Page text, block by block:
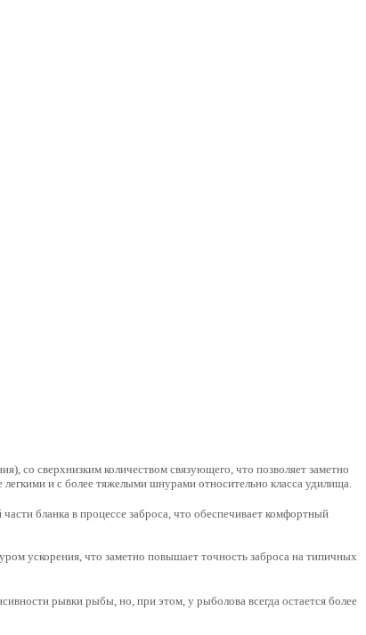
со сверхнизким количеством связующего, что позволяет заметно
и с более тяжелыми шнурами относительно класса удилища.
бланка в процессе заброса, что обеспечивает комфортный
ускорения, что заметно повышает точность заброса на типичных
рывки рыбы, но, при этом, у рыболова всегда остается более